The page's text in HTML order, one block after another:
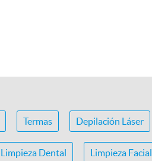
Termas Depilación Láser
Limpieza Dental Limpieza Facial